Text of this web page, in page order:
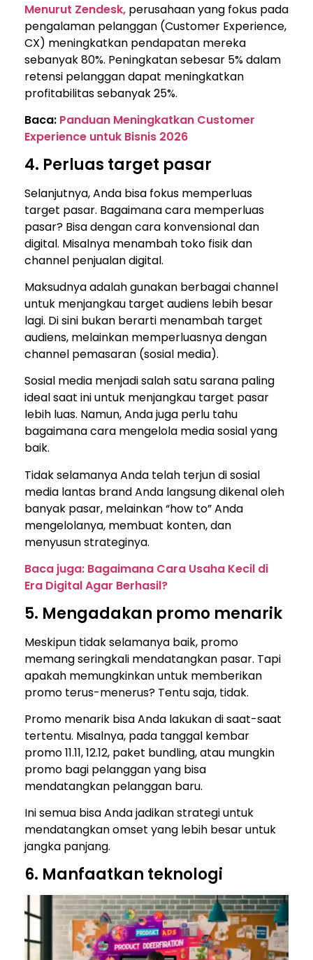
Menurut Zendesk, perusahaan yang fokus pada
pengalaman pelanggan (Customer Experience,
CX) meningkatkan pendapatan mereka
sebanyak 80%. Peningkatan sebesar 5% dalam
retensi pelanggan dapat meningkatkan
profitabilitas sebanyak 25%​​.
Baca: Panduan Meningkatkan Customer
Experience untuk Bisnis 2026
4. Perluas target pasar
Selanjutnya, Anda bisa fokus memperluas
target pasar. Bagaimana cara memperluas
pasar? Bisa dengan cara konvensional dan
digital. Misalnya menambah toko fisik dan
channel penjualan digital.
Maksudnya adalah gunakan berbagai channel
untuk menjangkau target audiens lebih besar
lagi. Di sini bukan berarti menambah target
audiens, melainkan memperluasnya dengan
channel pemasaran (sosial media).
Sosial media menjadi salah satu sarana paling
ideal saat ini untuk menjangkau target pasar
lebih luas. Namun, Anda juga perlu tahu
bagaimana cara mengelola media sosial yang
baik.
Tidak selamanya Anda telah terjun di sosial
media lantas brand Anda langsung dikenal oleh
banyak pasar, melainkan “how to” Anda
mengelolanya, membuat konten, dan
menyusun strateginya.
Baca juga: Bagaimana Cara Usaha Kecil di
Era Digital Agar Berhasil?
5. Mengadakan promo menarik
Meskipun tidak selamanya baik, promo
memang seringkali mendatangkan pasar. Tapi
apakah memungkinkan untuk memberikan
promo terus-menerus? Tentu saja, tidak.
Promo menarik bisa Anda lakukan di saat-saat
tertentu. Misalnya, pada tanggal kembar
promo 11.11, 12.12, paket bundling, atau mungkin
promo bagi pelanggan yang bisa
mendatangkan pelanggan baru.
Ini semua bisa Anda jadikan strategi untuk
mendatangkan omset yang lebih besar untuk
jangka panjang.
6. Manfaatkan teknologi